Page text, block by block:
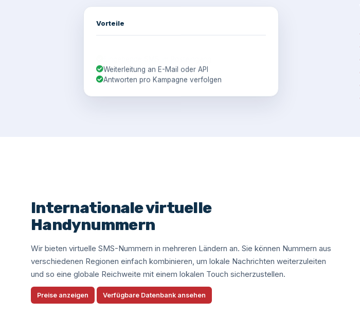
Vorteile
Weiterleitung an E-Mail oder API
Antworten pro Kampagne verfolgen
Internationale virtuelle
Handynummern
Wir bieten virtuelle SMS-Nummern in mehreren Ländern an. Sie können Nummern aus
verschiedenen Regionen einfach kombinieren, um lokale Nachrichten weiterzuleiten
und so eine globale Reichweite mit einem lokalen Touch sicherzustellen.
Preise anzeigen Verfügbare Datenbank ansehen